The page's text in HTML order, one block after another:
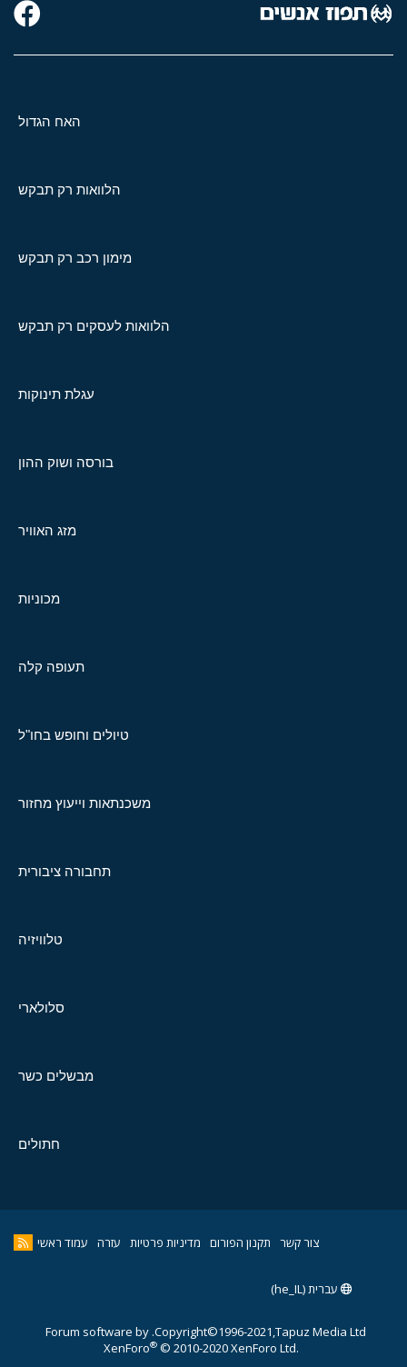
האח הגדול
הלוואות רק תבקש
מימון רכב רק תבקש
הלוואות לעסקים רק תבקש
עגלת תינוקות
בורסה ושוק ההון
מזג האוויר
מכוניות
תעופה קלה
טיולים וחופש בחו"ל
משכנתאות וייעוץ מחזור
תחבורה ציבורית
טלוויזיה
סלולארי
מבשלים כשר
חתולים
צור קשר תקנון הפורום מדיניות פרטיות עזרה עמוד ראשי
עברית (he_IL)
Copyright©1996-2021,Tapuz Media Ltd.
Forum software by
XenForo® © 2010-2020 XenForo Ltd.